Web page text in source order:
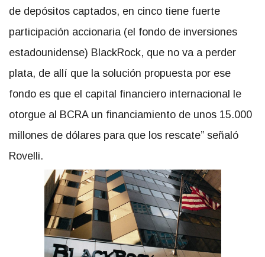
de depósitos captados, en cinco tiene fuerte
participación accionaria (el fondo de inversiones
estadounidense) BlackRock, que no va a perder
plata, de allí que la solución propuesta por ese
fondo es que el capital financiero internacional le
otorgue al BCRA un financiamiento de unos 15.000
millones de dólares para que los rescate” señaló
Rovelli.